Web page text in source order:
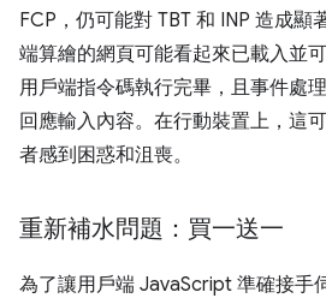
FCP，仍可能對 TBT 和 INP 造成顯
端算繪的網頁可能看起來已載入並
用戶端指令碼執行完畢，且事件處
回應輸入內容。在行動裝置上，這
者感到困惑和沮喪。
重新補水問題：買一送一
為了讓用戶端 JavaScript 準確接手